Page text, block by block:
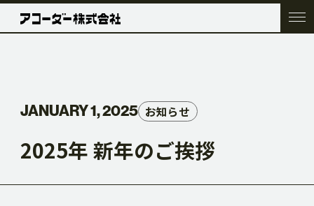
COMPANY
SERVICE
JANUARY 1, 2025 お知らせ
2025年 新年のご挨拶